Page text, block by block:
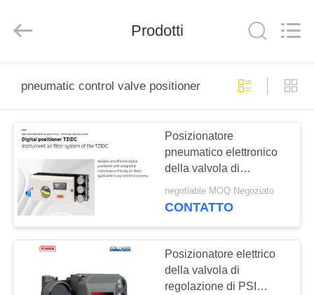
PRODOTTI
NOI
VISITA
ALLA
FABBRICA
Equipment
Rights
Prodotti
pneumatic control valve positioner
Posizionatore
pneumatico elettronico
della valvola di
regolazione del
posizionatore della
negotiable MOQ:Negoziato
CONTATTO
Posizionatore elettrico
della valvola di
regolazione di PSI